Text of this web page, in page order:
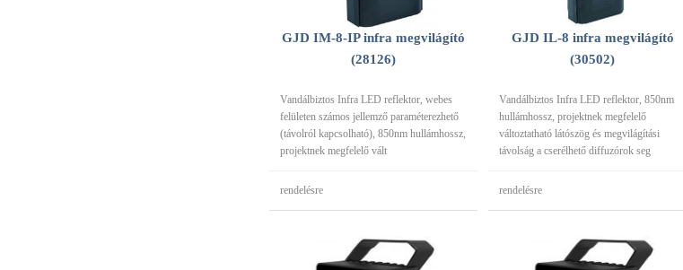
GJD IM-8-IP infra megvilágító
(28126)
Vandálbiztos Infra LED reflektor, webes
felületen számos jellemző paraméterezhető
(távolról kapcsolható), 850nm hullámhossz,
projektnek megfelelő vált
rendelésre
GJD IL-8 infra megvilágító
(30502)
Vandálbiztos Infra LED reflektor, 850nm
hullámhossz, projektnek megfelelő
változtatható látószög és megvilágítási
távolság a cserélhető diffuzórok seg
rendelésre